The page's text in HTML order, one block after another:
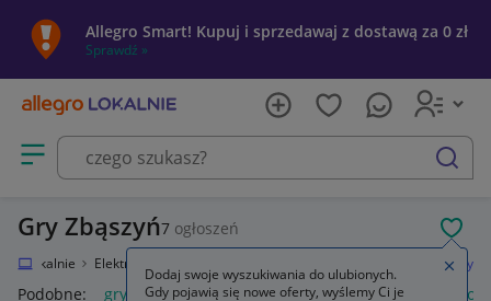
Allegro Smart! Kupuj i sprzedawaj z dostawą za 0 zł
Sprawdź »
Otwórz menu z kategoriami
szukaj
Gry Zbąszyń7 ogłoszeń
Lokalnie Elektronika Gry
Podobne: gry gry ps5 gry ps4 karty do gry gry
Dodaj swoje wyszukiwania do ulubionych.
Gdy pojawią się nowe oferty, wyślemy Ci je